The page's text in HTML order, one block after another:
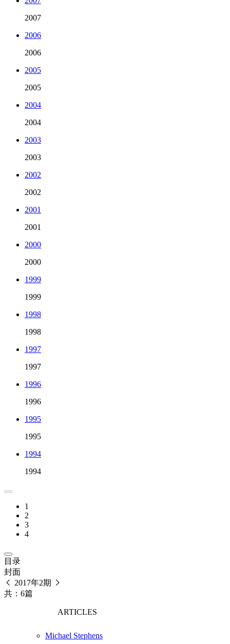
2007
2006
2006
2005
2005
2004
2004
2003
2003
2002
2002
2001
2001
2000
2000
1999
1999
1998
1998
1997
1997
1996
1996
1995
1995
1994
1994
1
2
3
4
目录
封面
2017年2期
共：6篇
ARTICLES
Michael Stephens